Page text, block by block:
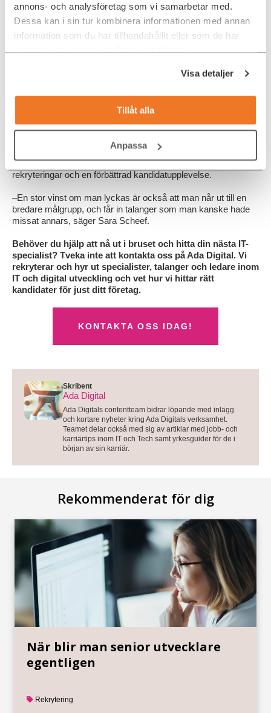
annons- och analysföretag som vi samarbetar med.
Dessa kan i sin tur kombinera informationen med annan
information som du har tillhandahållit eller som de har
samlat in när du har använt deras tjänster.
Visa detaljer
Tillåt alla
Anpassa
varumärkeskännedom och fler sökande till lediga tjänster.
Recruitment Marketing kan också bidra till ett mer kvalificerat
nätverk av talanger och potentiella jobbsökare, snabbare
rekryteringar och en förbättrad kandidatupplevelse.
–En stor vinst om man lyckas är också att man når ut till en
bredare målgrupp, och får in talanger som man kanske hade
missat annars, säger Sara Scheef.
Behöver du hjälp att nå ut i bruset och hitta din nästa IT-
specialist? Tveka inte att kontakta oss på Ada Digital. Vi
rekryterar och hyr ut specialister, talanger och ledare inom
IT och digital utveckling och vet hur vi hittar rätt
kandidater för just ditt företag.
KONTAKTA OSS IDAG!
Skribent
Ada Digital
Ada Digitals contentteam bidrar löpande med inlägg
och kortare nyheter kring Ada Digitals verksamhet.
Teamet delar också med sig av artiklar med jobb- och
karriärtips inom IT och Tech samt yrkesguider för de i
början av sin karriär.
Rekommenderat för dig
När blir man senior utvecklare
egentligen
Rekrytering